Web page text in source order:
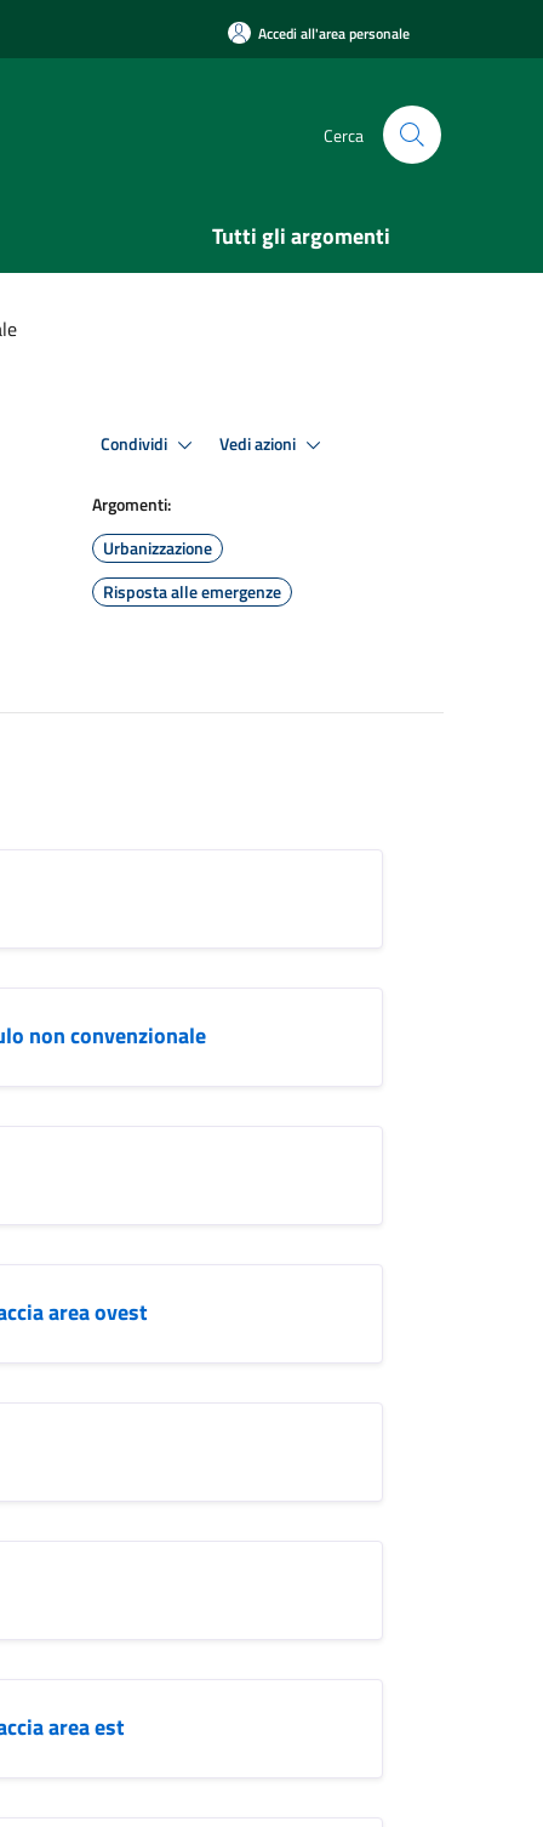
Accedi all'area personale
Cerca
Tutti gli argomenti
Condividi Vedi azioni
Argomenti:
Urbanizzazione
Risposta alle emergenze
non convenzionale
area ovest
area est